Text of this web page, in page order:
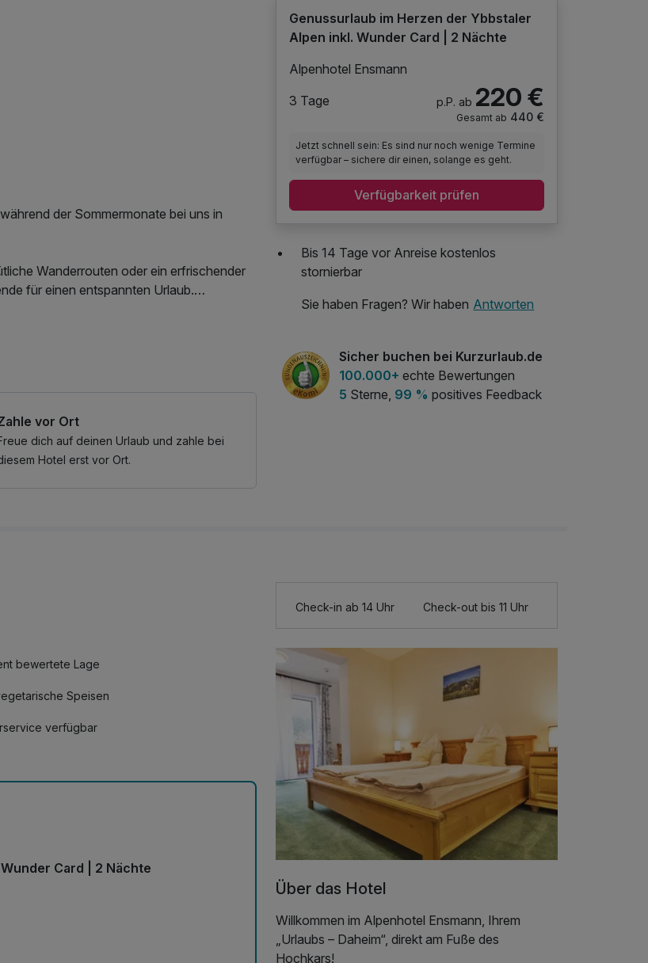
der Sommermonate bei uns in
Wanderrouten oder ein erfrischender
für einen entspannten Urlaub.
führen Sportbegeisterte durch die
entspannt werden. Göstling und
des Wellnessbereichs, W-LAN
vor Ort
dich auf deinen Urlaub und zahle bei
Hotel erst vor Ort.
Genussurlaub im Herzen der Ybbstaler
Alpen inkl. Wunder Card | 2 Nächte
Alpenhotel Ensmann
3 Tage
p.P. ab 220 €
Gesamt ab 440 €
Jetzt schnell sein: Es sind nur noch wenige Termine
verfügbar – sichere dir einen, solange es geht.
Verfügbarkeit prüfen
Bis 14 Tage vor Anreise kostenlos
stornierbar
Sie haben Fragen? Wir haben Antworten
Sicher buchen bei Kurzurlaub.de
100.000+ echte Bewertungen
5 Sterne, 99 % positives Feedback
bewertete Lage
Speisen
verfügbar
Card | 2 Nächte
Check-in ab 14 Uhr Check-out bis 11 Uhr
Über das Hotel
Willkommen im Alpenhotel Ensmann, Ihrem
„Urlaubs – Daheim“, direkt am Fuße des
Hochkars!